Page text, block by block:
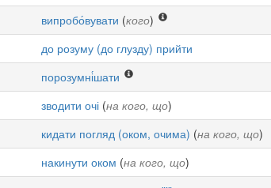
випробо́вувати (кого)
до розуму (до глузду) прийти
порозумні́шати
зводити очі (на кого, що)
кидати погляд (оком, очима) (на кого, що)
накинути оком (на кого, що)